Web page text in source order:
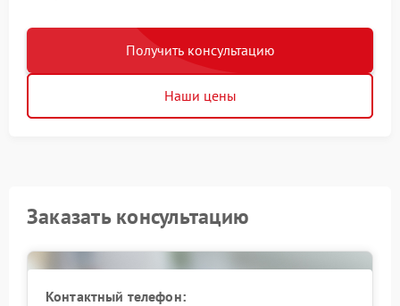
Получить консультацию
Наши цены
Заказать консультацию
Контактный телефон: